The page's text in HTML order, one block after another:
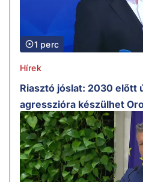
1 perc
Hírek
Riasztó jóslat: 2030 előtt
agresszióra készülhet